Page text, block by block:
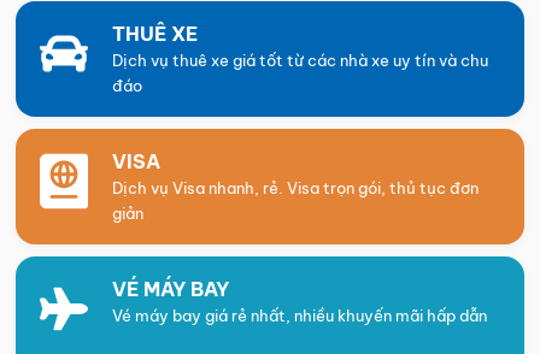
THUÊ XE
Dịch vụ thuê xe giá tốt từ các nhà xe uy tín và chu
đáo
VISA
Dịch vụ Visa nhanh, rẻ. Visa trọn gói, thủ tục đơn
giản
VÉ MÁY BAY
Vé máy bay giá rẻ nhất, nhiều khuyến mãi hấp dẫn